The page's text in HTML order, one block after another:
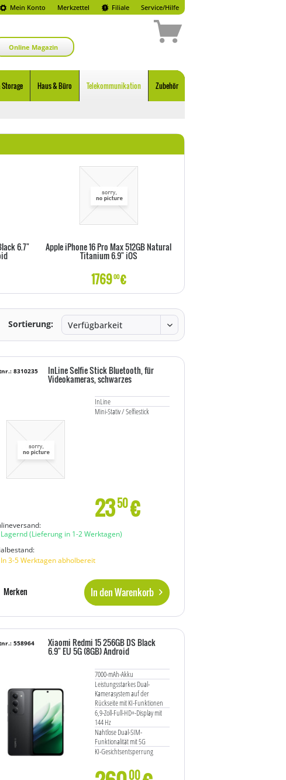
Mein Konto Merkzettel Filiale Service/Hilfe
Online Magazin
Storage Haus & Büro Telekommunikation Zubehör
6.7" Apple iPhone 16 Pro Max 512GB Natural
Titanium 6.9" iOS
176900€
Sortierung:
InLine Selfie Stick Bluetooth, für
Videokameras, schwarzes
InLine
Mini-Stativ / Selfiestick
8310235
2350€
Lagernd(Lieferung in 1-2 Werktagen)
3-5 Werktagen abholbereit
In den Warenkorb
Merken
Xiaomi Redmi 15 256GB DS Black
6.9" EU 5G (8GB) Android
7000-mAh-Akku
Leistungsstarkes Dual-
Kamerasystem auf der
Rückseite mit KI-Funktionen
6,9-Zoll-Full-HD+-Display mit
144 Hz
Nahtlose Dual-SIM-
Funktionalität mit 5G
KI-Gesichtsentsperrung
558964
00